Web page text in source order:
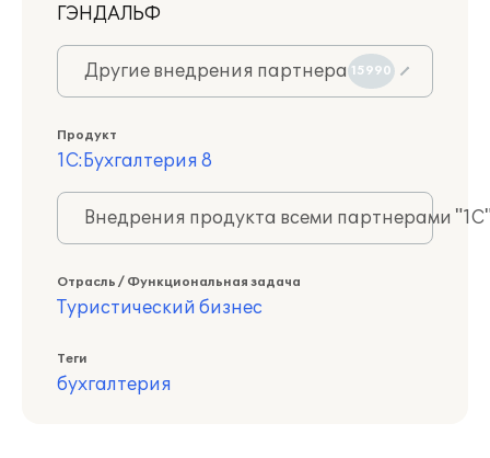
ГЭНДАЛЬФ
Другие внедрения партнера 15990
Продукт
1С:Бухгалтерия 8
Внедрения продукта всеми партнерами
Отрасль / Функциональная задача
Туристический бизнес
Теги
бухгалтерия